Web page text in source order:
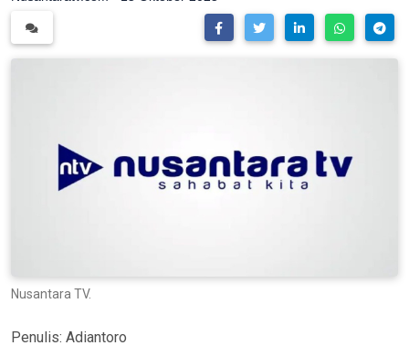
Nusantara TV.
Penulis: Adiantoro